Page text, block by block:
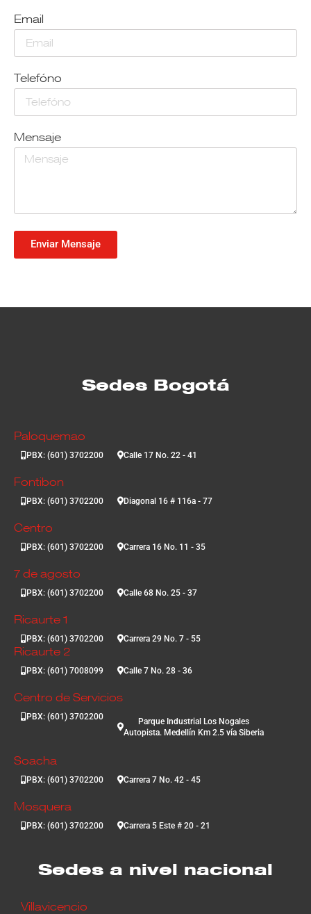
Email
Telefóno
Mensaje
Enviar Mensaje
Sedes Bogotá
Paloquemao
PBX: (601) 3702200 Calle 17 No. 22 - 41
Fontibon
PBX: (601) 3702200 Diagonal 16 # 116a - 77
Centro
PBX: (601) 3702200 Carrera 16 No. 11 - 35
7 de agosto
PBX: (601) 3702200 Calle 68 No. 25 - 37
Ricaurte 1
PBX: (601) 3702200 Carrera 29 No. 7 - 55
Ricaurte 2
PBX: (601) 7008099 Calle 7 No. 28 - 36
Centro de Servicios
PBX: (601) 3702200
Parque Industrial Los Nogales
Autopista. Medellín Km 2.5 vía Siberia
Soacha
PBX: (601) 3702200 Carrera 7 No. 42 - 45
Mosquera
PBX: (601) 3702200 Carrera 5 Este # 20 - 21
Sedes a nivel nacional
Villavicencio